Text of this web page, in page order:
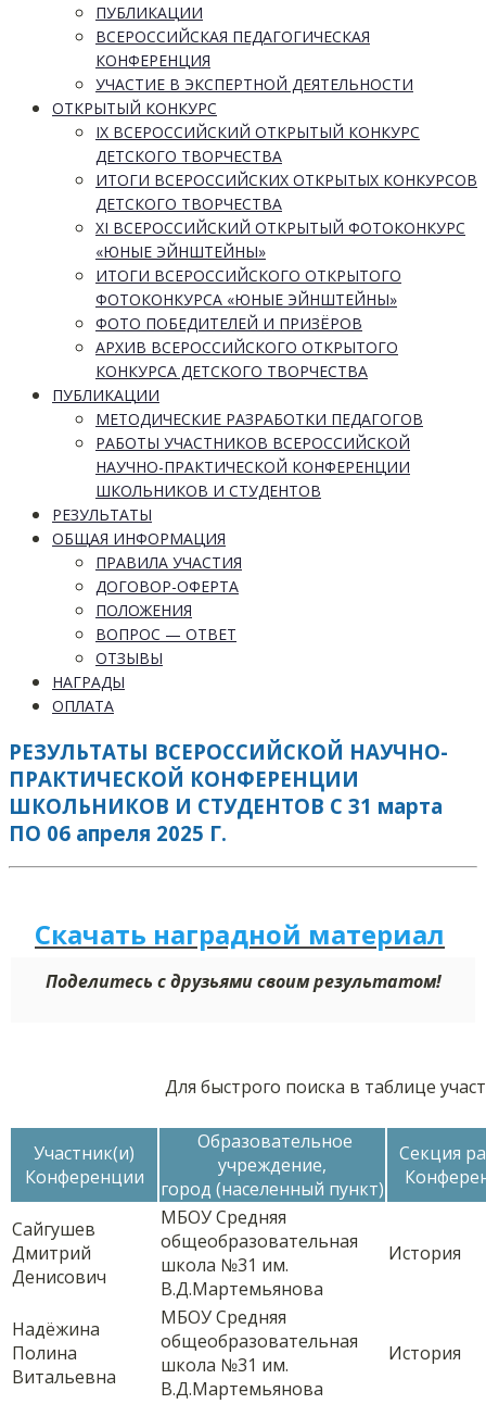
ПУБЛИКАЦИИ
ВСЕРОССИЙСКАЯ ПЕДАГОГИЧЕСКАЯ
КОНФЕРЕНЦИЯ
УЧАСТИЕ В ЭКСПЕРТНОЙ ДЕЯТЕЛЬНОСТИ
ОТКРЫТЫЙ КОНКУРС
IX ВСЕРОССИЙСКИЙ ОТКРЫТЫЙ КОНКУРС
ДЕТСКОГО ТВОРЧЕСТВА
ИТОГИ ВСЕРОССИЙСКИХ ОТКРЫТЫХ КОНКУРСОВ
ДЕТСКОГО ТВОРЧЕСТВА
XI ВСЕРОССИЙСКИЙ ОТКРЫТЫЙ ФОТОКОНКУРС
«ЮНЫЕ ЭЙНШТЕЙНЫ»
ИТОГИ ВСЕРОССИЙСКОГО ОТКРЫТОГО
ФОТОКОНКУРСА «ЮНЫЕ ЭЙНШТЕЙНЫ»
ФОТО ПОБЕДИТЕЛЕЙ И ПРИЗЁРОВ
АРХИВ ВСЕРОССИЙСКОГО ОТКРЫТОГО
КОНКУРСА ДЕТСКОГО ТВОРЧЕСТВА
ПУБЛИКАЦИИ
МЕТОДИЧЕСКИЕ РАЗРАБОТКИ ПЕДАГОГОВ
РАБОТЫ УЧАСТНИКОВ ВСЕРОССИЙСКОЙ
НАУЧНО-ПРАКТИЧЕСКОЙ КОНФЕРЕНЦИИ
ШКОЛЬНИКОВ И СТУДЕНТОВ
РЕЗУЛЬТАТЫ
ОБЩАЯ ИНФОРМАЦИЯ
ПРАВИЛА УЧАСТИЯ
ДОГОВОР-ОФЕРТА
ПОЛОЖЕНИЯ
ВОПРОС — ОТВЕТ
ОТЗЫВЫ
НАГРАДЫ
ОПЛАТА
РЕЗУЛЬТАТЫ ВСЕРОССИЙСКОЙ НАУЧНО-
ПРАКТИЧЕСКОЙ КОНФЕРЕНЦИИ
ШКОЛЬНИКОВ И СТУДЕНТОВ С 31 марта
ПО 06 апреля 2025 Г.
Скачать наградной материал
Поделитесь с друзьями своим результатом!
Для быстрого поиска в таблице
Участник(и)
Конференции
Образовательное
учреждение,
город (населенный пункт)
Секция
Сайгушев
Дмитрий
Денисович
МБОУ Средняя
общеобразовательная
школа №31 им.
В.Д.Мартемьянова
История
Надёжина
Полина
Витальевна
МБОУ Средняя
общеобразовательная
школа №31 им.
В.Д.Мартемьянова
История